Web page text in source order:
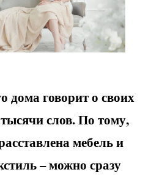
дома говорит о своих
слов. По тому,
мебель и
– можно сразу